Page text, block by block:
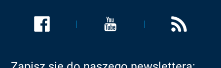
Link
zostanie
Link
zostanie
Link
zostanie